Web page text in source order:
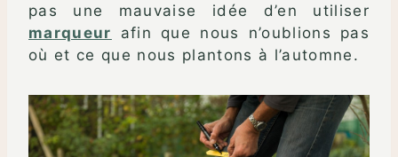
pas une mauvaise idée d’en utiliser
marqueur afin que nous n’oublions pas
où et ce que nous plantons à l’automne.